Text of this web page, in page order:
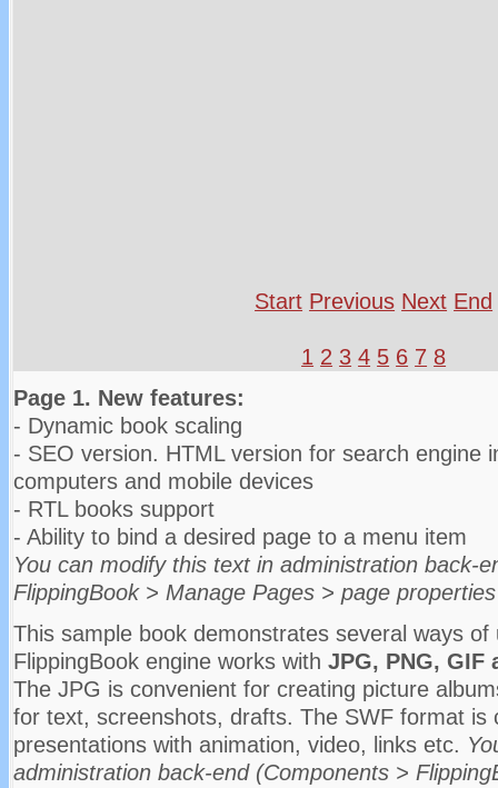
Start Previous Next End
1 2 3 4 5 6 7 8
Page 1. New features:
- Dynamic book scaling
- SEO version. HTML version for search engine
computers and mobile devices
- RTL books support
- Ability to bind a desired page to a menu item
You can modify this text in administration back-
FlippingBook > Manage Pages > page
This sample book demonstrates several ways
FlippingBook engine works with JPG, PNG, GIF
The JPG is convenient for creating picture
for text, screenshots, drafts. The SWF format is
presentations with animation, video, links etc.
administration back-end (Components >